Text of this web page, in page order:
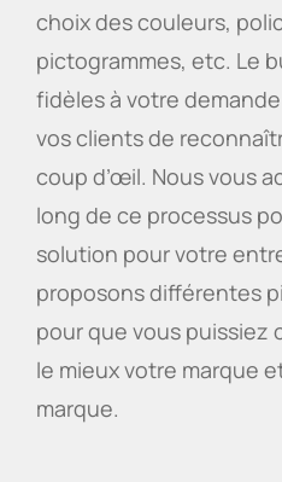
choix des couleurs,
pictogrammes, etc. Le
fidèles à votre
vos clients de
coup d’œil. Nous vous
long de ce processus
solution pour votre
proposons différentes
pour que vous puissiez
le mieux votre marque
marque.